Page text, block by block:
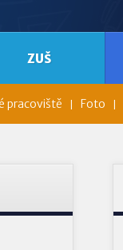
pracoviště Foto
ZUŠ